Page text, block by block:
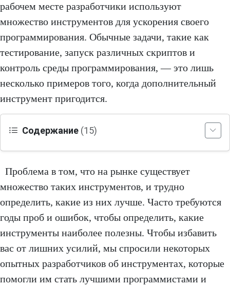
рабочем месте разработчики используют
множество инструментов для ускорения своего
программирования. Обычные задачи, такие как
тестирование, запуск различных скриптов и
контроль среды программирования, — это лишь
несколько примеров того, когда дополнительный
инструмент пригодится.
Содержание (15)
Проблема в том, что на рынке существует
множество таких инструментов, и трудно
определить, какие из них лучше. Часто требуются
годы проб и ошибок, чтобы определить, какие
инструменты наиболее полезны. Чтобы избавить
вас от лишних усилий, мы спросили некоторых
опытных разработчиков об инструментах, которые
помогли им стать лучшими программистами и